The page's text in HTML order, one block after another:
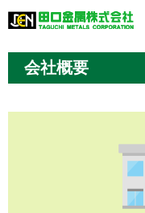
会社概要